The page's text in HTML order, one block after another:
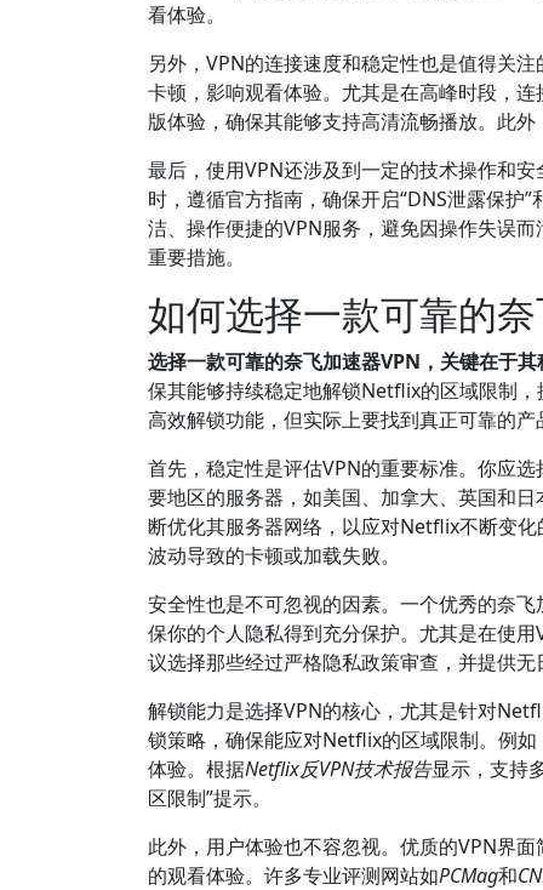
看体验。
另外，VPN的连接速度和稳定性也是值得关
卡顿，影响观看体验。尤其是在高峰时段，
版体验，确保其能够支持高清流畅播放。此
最后，使用VPN还涉及到一定的技术操作和
时，遵循官方指南，确保开启“DNS泄露保护
洁、操作便捷的VPN服务，避免因操作失误
重要措施。
如何选择一款可靠的
选择一款可靠的奈飞加速器VPN，关键在于
保其能够持续稳定地解锁Netflix的区域限制
高效解锁功能，但实际上要找到真正可靠的产
首先，稳定性是评估VPN的重要标准。你应
要地区的服务器，如美国、加拿大、英国和
断优化其服务器网络，以应对Netflix不断变
波动导致的卡顿或加载失败。
安全性也是不可忽视的因素。一个优秀的奈
保你的个人隐私得到充分保护。尤其是在使
议选择那些经过严格隐私政策审查，并提供
解锁能力是选择VPN的核心，尤其是针对
锁策略，确保能应对Netflix的区域限制。例
体验。根据Netflix反VPN技术报告显示，支持
区限制”提示。
此外，用户体验也不容忽视。优质的VPN界
的观看体验。许多专业评测网站如PCMag和